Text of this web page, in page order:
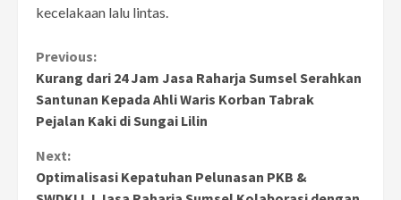
kecelakaan lalu lintas.
Continue
Reading
Previous:
Kurang dari 24 Jam Jasa Raharja Sumsel Serahkan
Santunan Kepada Ahli Waris Korban Tabrak
Pejalan Kaki di Sungai Lilin
Next:
Optimalisasi Kepatuhan Pelunasan PKB &